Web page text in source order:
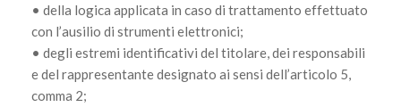
• della logica applicata in caso di trattamento effettuato
con l’ausilio di strumenti elettronici;
• degli estremi identificativi del titolare, dei responsabili
e del rappresentante designato ai sensi dell’articolo 5,
comma 2;